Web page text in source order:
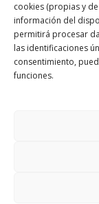
cookies (propias y
información del
permitirá procesar
las identificaciones
consentimiento,
funciones.